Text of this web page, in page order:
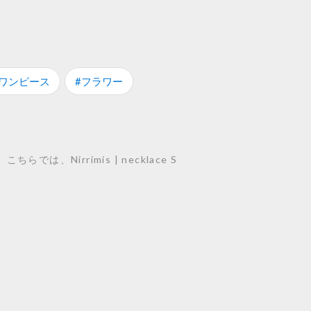
ンピース #フラワー
こちらでは、Nirrimis | necklace S